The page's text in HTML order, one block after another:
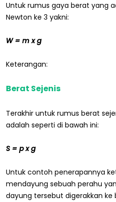
Untuk rumus gaya berat yang
Newton ke 3 yakni:
W = m x g
Keterangan:
Berat Sejenis
Terakhir untuk rumus berat
adalah seperti di bawah ini:
S = p x g
Untuk contoh penerapannya
mendayung sebuah perahu
dayung tersebut digerakkan ke